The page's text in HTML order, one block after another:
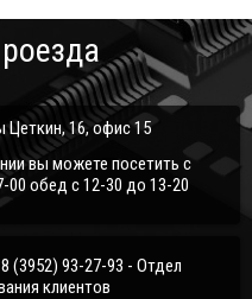
Цеткин, 16, офис 15
вы можете посетить с
00 обед с 12-30 до 13-20
(3952) 93-27-93 - Отдел
клиентов